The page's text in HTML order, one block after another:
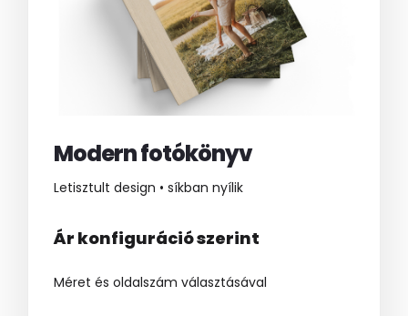
Modern fotókönyv
Letisztult design • síkban nyílik
Ár konfiguráció szerint
Méret és oldalszám választásával